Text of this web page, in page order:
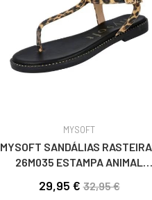
MYSOFT
MYSOFT SANDÁLIAS
26M035 ESTAMPA ANIMAL
29,95 €32,95 €